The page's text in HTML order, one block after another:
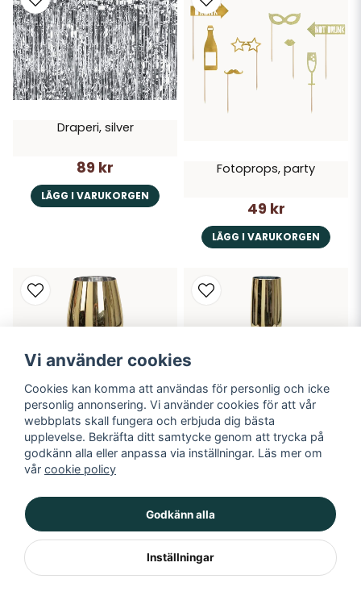
Draperi, silver
89 kr
LÄGG I VARUKORGEN
Fotoprops, party
49 kr
LÄGG I VARUKORGEN
Vinglas, guld
99 kr
Champagneglas, guld
99 kr
Vi använder cookies
Cookies kan komma att användas för personlig och icke
personlig annonsering. Vi använder cookies för att vår
webbplats skall fungera och erbjuda dig bästa
upplevelse. Bekräfta ditt samtycke genom att trycka på
godkänn alla eller anpassa via inställningar. Läs mer om
vår cookie policy
Godkänn alla
Inställningar